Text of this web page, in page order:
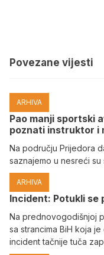
Povezane vijesti
ARHIVA
Pao manji sportski
poznati instruktor i
Na području Prijedora
saznajemo u nesreći
ARHIVA
Incident: Potukli se
Na prednovogodišnjoj
sa strancima BiH koja
incident tačnije tuča